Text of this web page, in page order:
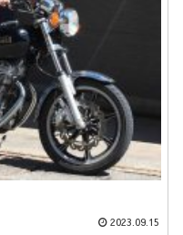
2023.09.15